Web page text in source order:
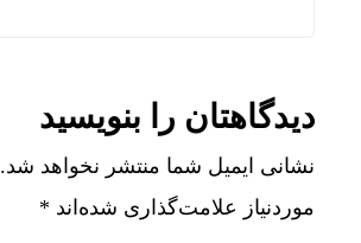
دیدگاهتان را بنویسید
نشانی ایمیل شما منتشر نخواهد شد.
موردنیاز علامت‌گذاری شده‌اند *